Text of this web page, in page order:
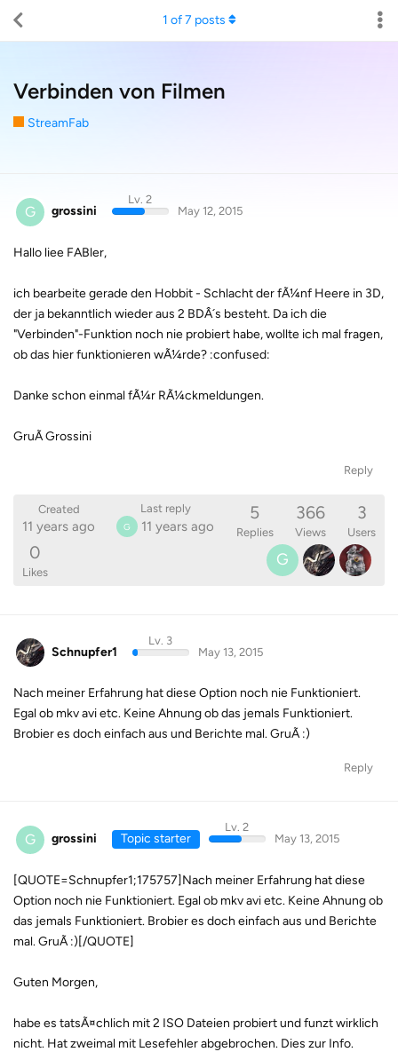
Verbinden von Filmen
StreamFab
1 of7 posts
G grossini
Lv. 2
May 12, 2015
Hallo liee FABler,
ich bearbeite gerade den Hobbit - Schlacht der fÃ¼nf Heere in 3D,
der ja bekanntlich wieder aus 2 BDÂ´s besteht. Da ich die
"Verbinden"-Funktion noch nie probiert habe, wollte ich mal fragen,
ob das hier funktionieren wÃ¼rde? :confused:
Danke schon einmal fÃ¼r RÃ¼ckmeldungen.
GruÃ Grossini
Reply
Created
11 years ago
Last reply
G 11 years ago
5
Replies
366
Views
3
Users
0
Likes
G
Schnupfer1
Lv. 3
May 13, 2015
Nach meiner Erfahrung hat diese Option noch nie Funktioniert.
Egal ob mkv avi etc. Keine Ahnung ob das jemals Funktioniert.
Brobier es doch einfach aus und Berichte mal. GruÃ :)
Reply
G grossini Topic starter
Lv. 2
May 13, 2015
[QUOTE=Schnupfer1;175757]Nach meiner Erfahrung hat diese
Option noch nie Funktioniert. Egal ob mkv avi etc. Keine Ahnung ob
das jemals Funktioniert. Brobier es doch einfach aus und Berichte
mal. GruÃ :)[/QUOTE]
Guten Morgen,
habe es tatsÃ¤chlich mit 2 ISO Dateien probiert und funzt wirklich
nicht. Hat zweimal mit Lesefehler abgebrochen. Dies zur Info.